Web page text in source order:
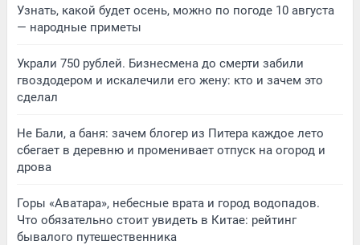
Узнать, какой будет осень, можно по погоде 10 августа
— народные приметы
Украли 750 рублей. Бизнесмена до смерти забили
гвоздодером и искалечили его жену: кто и зачем это
сделал
Не Бали, а баня: зачем блогер из Питера каждое лето
сбегает в деревню и променивает отпуск на огород и
дрова
Горы «Аватара», небесные врата и город водопадов.
Что обязательно стоит увидеть в Китае: рейтинг
бывалого путешественника